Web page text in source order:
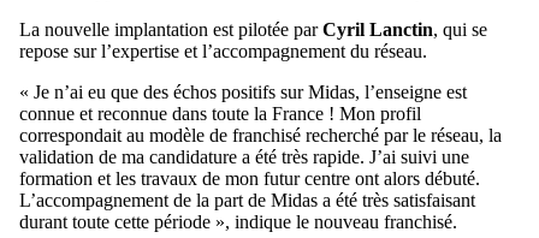
La nouvelle implantation est pilotée parCyril Lanctin, qui se
repose sur l’expertise et l’accompagnement du réseau.
« Je n’ai eu que des échos positifs sur Midas, l’enseigne est
connue et reconnue dans toute la France ! Mon profil
correspondait au modèle de franchisé recherché par le réseau, la
validation de ma candidature a été très rapide. J’ai suivi une
formation et les travaux de mon futur centre ont alors débuté.
L’accompagnement de la part de Midas a été très satisfaisant
durant toute cette période », indique le nouveau franchisé.